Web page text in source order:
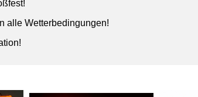
alle Wetterbedingungen!